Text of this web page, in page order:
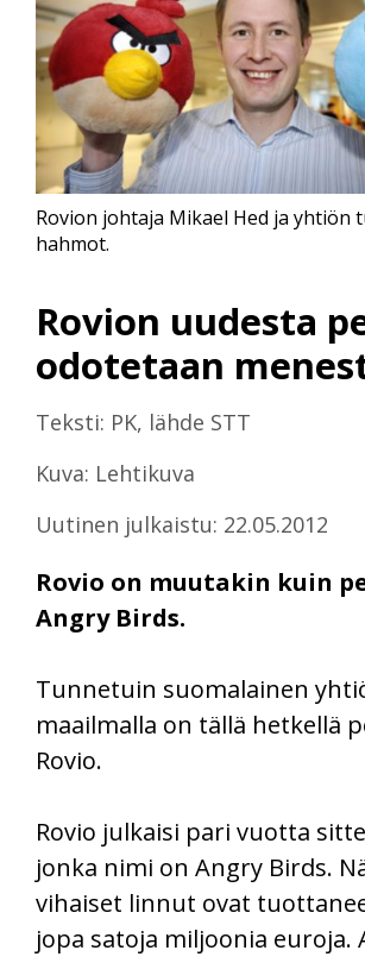
Rovion uudesta
odotetaan
Teksti: PK, lähde STT
Kuva: Lehtikuva
Uutinen julkaistu: 22.05.2012
Rovio on muutakin kuin
Angry Birds.
Rovion johtaja Mikael Hed ja yhtiön
hahmot.
Tunnetuin suomalainen
maailmalla on tällä hetkellä
Rovio.
Rovio julkaisi pari vuotta
jonka nimi on Angry Birds.
vihaiset linnut ovat
jopa satoja miljoonia euroja.